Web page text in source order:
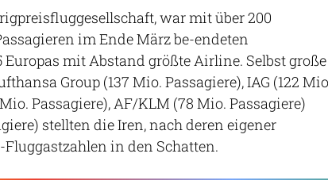
war mit über 200
im Ende März be-endeten
Europas mit Abstand größte Airline. Selbst große
Group (137 Mio. Passagiere), IAG (122
Passagiere), AF/KLM (78 Mio. Passagiere)
stellten die Iren, nach deren eigener
Fluggastzahlen in den Schatten.